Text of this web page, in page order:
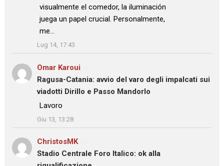
visualmente el comedor, la iluminación
juega un papel crucial. Personalmente,
me…
”
Lug 14, 17:43
Omar Karoui
Ragusa-Catania: avvio del varo degli impalcati sui
viadotti Dirillo e Passo Mandorlo
: “Lavoro
”
Giu 13, 13:28
ChristosMKsu
Stadio Centrale Foro Italico: ok alla